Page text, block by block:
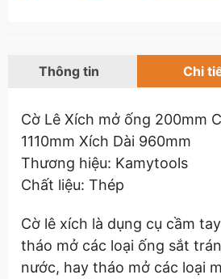
Thông tin Chi
Cờ Lê Xích mở ống 200mm
1110mm Xích Dài 960mm
Thương hiệu: Kamytools
Chất liệu: Thép
Cờ lê xích là dụng cụ cầm
tháo mở các loại ống sắt
nước, hay tháo mở các loại